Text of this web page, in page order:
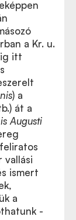
a Kr. u.
itt
) a
át a
Augusti
vallási
ismert
a
-